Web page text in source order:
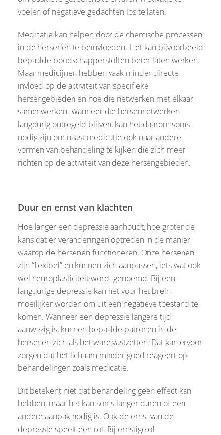
voelen of negatieve gedachten los te laten.
Medicatie kan helpen door de chemische processen
in de hersenen te beïnvloeden. Het kan bijvoorbeeld
bepaalde boodschapperstoffen beter laten werken.
Maar medicijnen hebben vaak minder directe
invloed op de activiteit van specifieke
hersengebieden en hoe die netwerken met elkaar
samenwerken. Wanneer die hersennetwerken
langdurig ontregeld blijven, kan het daarom soms
nodig zijn om naast medicatie ook naar andere
vormen van behandeling te kijken die zich meer
richten op de activiteit van deze hersengebieden.
Duur en ernst van klachten
Hoe langer een depressie aanhoudt, hoe groter de
kans dat er veranderingen optreden in de manier
waarop de hersenen functioneren. Onze hersenen
zijn “flexibel” en kunnen zich aanpassen, iets wat ook
wel neuroplasticiteit wordt genoemd. Bij een
langdurige depressie kan het voor het brein
moeilijker worden om uit een negatieve toestand te
komen. Wanneer een depressie langere tijd
aanwezig is, kunnen bepaalde patronen in de
hersenen zich als het ware vastzetten. Dat kan ervoor
zorgen dat het lichaam minder goed reageert op
behandelingen zoals medicatie.
Dit betekent niet dat behandeling geen effect kan
hebben, maar het kan soms langer duren of een
andere aanpak nodig is. Ook de ernst van de
depressie speelt een rol. Bij ernstige of